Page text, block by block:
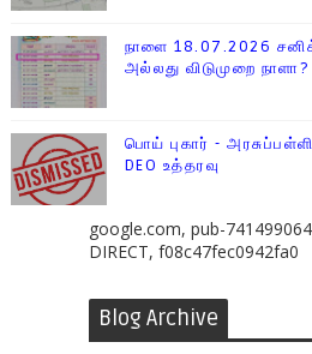
நாளை 18.07.2026
அல்லது விடுமுறை நாளா?
பொய் புகார் -
DEO உத்தரவு
google.com, pub-
DIRECT, f08c47fec0942fa0
Blog Archive